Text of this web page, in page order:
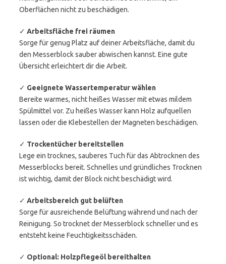
Oberflächen nicht zu beschädigen.
✓ Arbeitsfläche frei räumen
Sorge für genug Platz auf deiner Arbeitsfläche, damit du
den Messerblock sauber abwischen kannst. Eine gute
Übersicht erleichtert dir die Arbeit.
✓ Geeignete Wassertemperatur wählen
Bereite warmes, nicht heißes Wasser mit etwas mildem
Spülmittel vor. Zu heißes Wasser kann Holz aufquellen
lassen oder die Klebestellen der Magneten beschädigen.
✓ Trockentücher bereitstellen
Lege ein trocknes, sauberes Tuch für das Abtrocknen des
Messerblocks bereit. Schnelles und gründliches Trocknen
ist wichtig, damit der Block nicht beschädigt wird.
✓ Arbeitsbereich gut belüften
Sorge für ausreichende Belüftung während und nach der
Reinigung. So trocknet der Messerblock schneller und es
entsteht keine Feuchtigkeitsschäden.
✓ Optional: Holzpflegeöl bereithalten